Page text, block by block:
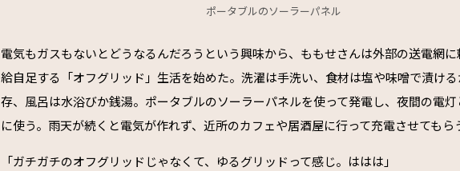
ポータブルのソーラーパネル
電気もガスもないとどうなるんだろうという興味から、ももせさんは外部の送電網
給自足する「オフグリッド」生活を始めた。洗濯は手洗い、食材は塩や味噌で漬け
存、風呂は水浴びか銭湯。ポータブルのソーラーパネルを使って発電し、夜間の電
に使う。雨天が続くと電気が作れず、近所のカフェや居酒屋に行って充電させてもら
「ガチガチのオフグリッドじゃなくて、ゆるグリッドって感じ。ははは」